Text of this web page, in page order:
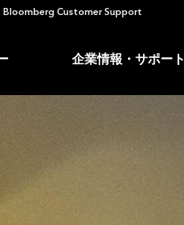
Bloomberg Customer Support
企業情報・サポート